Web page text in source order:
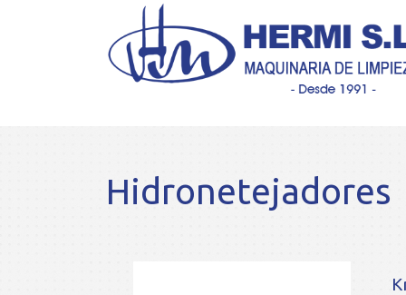
Hidronetejadores